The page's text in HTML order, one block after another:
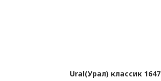
Ural(Урал) классик 1647